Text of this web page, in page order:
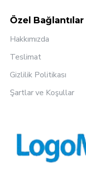
Özel Bağlantılar
Hakkımızda
Teslimat
Gizlilik Politikası
Şartlar ve Koşullar